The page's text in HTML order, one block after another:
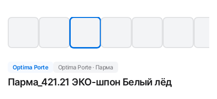
Optima Porte Optima Porte · Парма
Парма_421.21 ЭКО-шпон Белый лёд